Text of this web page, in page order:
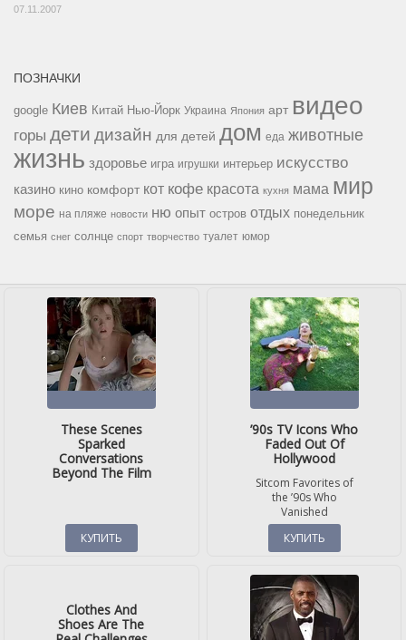
07.11.2007
ПОЗНАЧКИ
google Киев Китай Нью-Йорк Украина Япония арт видео
горы дети дизайн для детей дом еда животные
жизнь здоровье игра игрушки интерьер искусство
казино кино комфорт кот кофе красота кухня мама мир
море на пляже новости ню опыт остров отдых понедельник
семья снег солнце спорт творчество туалет юмор